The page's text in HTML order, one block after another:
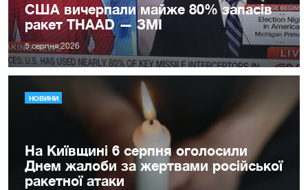
США вичерпали майже 80% запасів
ракет THAAD — ЗМІ
5 серпня 2026
НОВИНИ
На Київщині 6 серпня оголосили
Днем жалоби за жертвами російської
ракетної атаки